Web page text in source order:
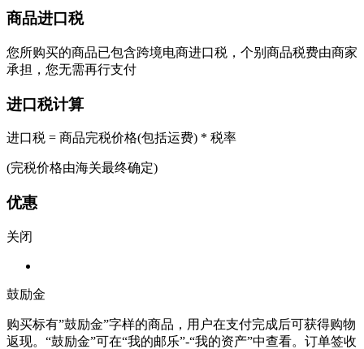
商品进口税
您所购买的商品已包含跨境电商进口税，个别商品税费由商家
承担，您无需再行支付
进口税计算
进口税 = 商品完税价格(包括运费) * 税率
(完税价格由海关最终确定)
优惠
关闭
鼓励金
购买标有”鼓励金”字样的商品，用户在支付完成后可获得购物
返现。“鼓励金”可在“我的邮乐”-“我的资产”中查看。订单签收